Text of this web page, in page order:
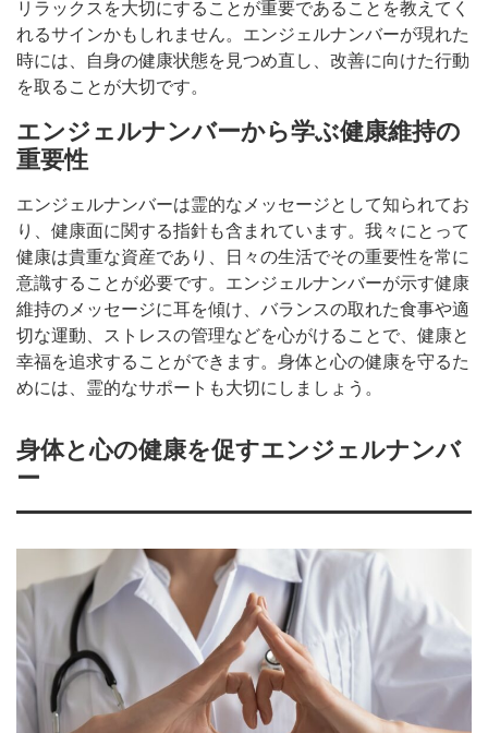
リラックスを大切にすることが重要であることを教えてく
れるサインかもしれません。エンジェルナンバーが現れた
時には、自身の健康状態を見つめ直し、改善に向けた行動
を取ることが大切です。
エンジェルナンバーから学ぶ健康維持の
重要性
エンジェルナンバーは霊的なメッセージとして知られてお
り、健康面に関する指針も含まれています。我々にとって
健康は貴重な資産であり、日々の生活でその重要性を常に
意識することが必要です。エンジェルナンバーが示す健康
維持のメッセージに耳を傾け、バランスの取れた食事や適
切な運動、ストレスの管理などを心がけることで、健康と
幸福を追求することができます。身体と心の健康を守るた
めには、霊的なサポートも大切にしましょう。
身体と心の健康を促すエンジェルナンバ
ー